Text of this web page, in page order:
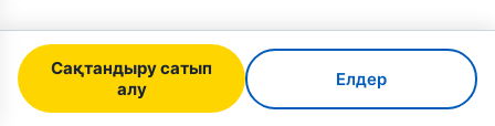
Сақтандыру сатып
алу
Елдер